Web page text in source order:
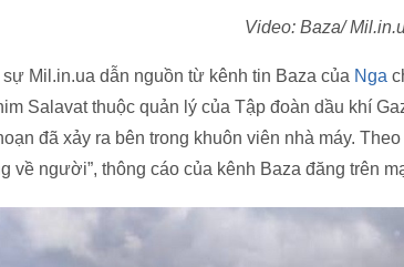
Video: Baza/
Mil.in.ua dẫn nguồn từ kênh tin Baza của Nga
Salavat thuộc quản lý của Tập đoàn dầu khí
đã xảy ra bên trong khuôn viên nhà máy.
về người”, thông cáo của kênh Baza đăng trên